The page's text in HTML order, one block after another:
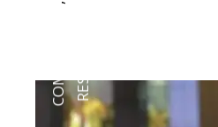
COMIDA SANA
,